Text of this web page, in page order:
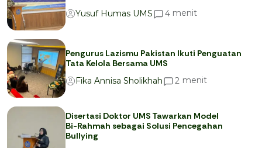
Yusuf Humas UMS
4 menit
Pengurus Lazismu Pakistan Ikuti Penguatan
Tata Kelola Bersama UMS
Fika Annisa Sholikhah
2 menit
Disertasi Doktor UMS Tawarkan Model
Bi-Rahmah sebagai Solusi Pencegahan
Bullying